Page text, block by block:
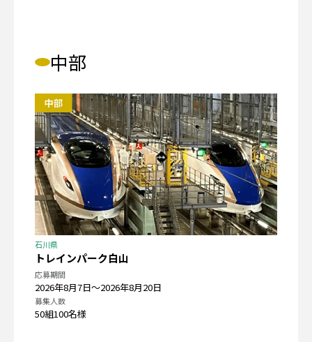
中部
石川県
トレインパーク白山
応募期間
2026年8月7日〜2026年8月20日
募集人数
50組100名様